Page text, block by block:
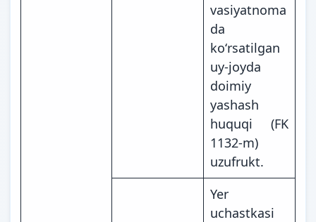
vasiyatnoma
da
koʻrsatilgan
uy-joyda
doimiy
yashash
huquqi (FK
1132-m)
uzufrukt.
Yer
uchastkasi